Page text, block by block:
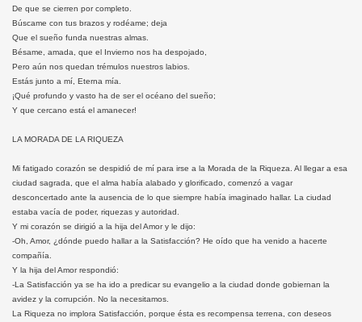
De que se cierren por completo.
Búscame con tus brazos y rodéame; deja
Que el sueño funda nuestras almas.
Bésame, amada, que el Invierno nos ha despojado,
Pero aún nos quedan trémulos nuestros labios.
Estás junto a mí, Eterna mía.
¡Qué profundo y vasto ha de ser el océano del sueño;
Y que cercano está el amanecer!
LA MORADA DE LA RIQUEZA
Mi fatigado corazón se despidió de mí para irse a la Morada de la Riqueza. Al llegar a esa
ciudad sagrada, que el alma había alabado y glorificado, comenzó a vagar
desconcertado ante la ausencia de lo que siempre había imaginado hallar. La ciudad
estaba vacía de poder, riquezas y autoridad.
Y mi corazón se dirigió a la hija del Amor y le dijo:
-Oh, Amor, ¿dónde puedo hallar a la Satisfacción? He oído que ha venido a hacerte
compañía.
Y la hija del Amor respondió:
-La Satisfacción ya se ha ido a predicar su evangelio a la ciudad donde gobiernan la
avidez y la corrupción. No la necesitamos.
La Riqueza no implora Satisfacción, porque ésta es recompensa terrena, con deseos